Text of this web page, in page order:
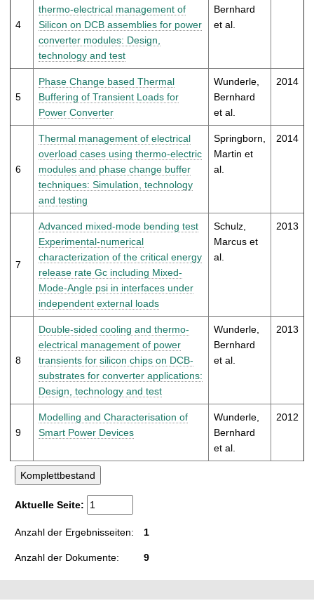
4
thermo-electrical management of
Silicon on DCB assemblies for power
converter modules: Design,
technology and test
Bernhard
et al.
5
Phase Change based Thermal
Buffering of Transient Loads for
Power Converter
Wunderle,
Bernhard
et al.
2014
6
Thermal management of electrical
overload cases using thermo-electric
modules and phase change buffer
techniques: Simulation, technology
and testing
Springborn,
Martin et
al.
2014
7
Advanced mixed-mode bending test
Experimental-numerical
characterization of the critical energy
release rate Gc including Mixed-
Mode-Angle psi in interfaces under
independent external loads
Schulz,
Marcus et
al.
2013
8
Double-sided cooling and thermo-
electrical management of power
transients for silicon chips on DCB-
substrates for converter applications:
Design, technology and test
Wunderle,
Bernhard
et al.
2013
9
Modelling and Characterisation of
Smart Power Devices
Wunderle,
Bernhard
et al.
2012
Aktuelle Seite:
Anzahl der Ergebnisseiten: 1
Anzahl der Dokumente: 9